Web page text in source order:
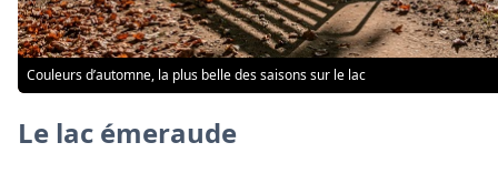
Couleurs d’automne, la plus belle des saisons sur le lac
Le lac émeraude